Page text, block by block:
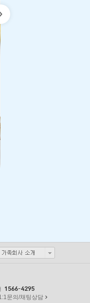
1566-4295
문의/채팅상담